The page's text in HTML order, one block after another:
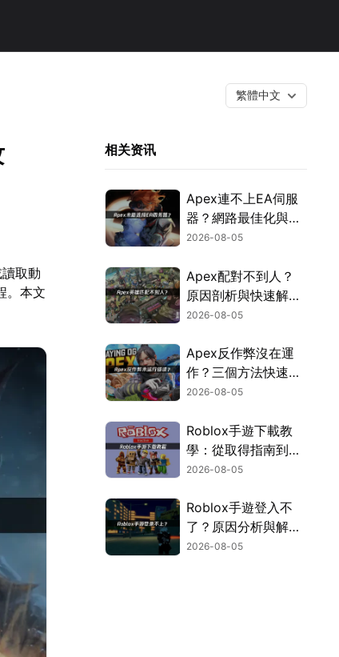
繁體中文
取動
。本文
相关资讯
Apex連不上EA伺服
器？網路最佳化與疑
難排解全攻略！
2026-08-05
Apex配對不到人？
原因剖析與快速解決
方式！
2026-08-05
Apex反作弊沒在運
作？三個方法快速解
決！
2026-08-05
Roblox手遊下載教
學：從取得指南到登
入疑難排解！
2026-08-05
Roblox手遊登入不
了？原因分析與解決
方案！
2026-08-05